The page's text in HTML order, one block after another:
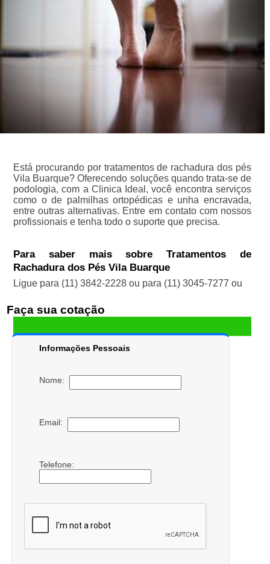
Está procurando por tratamentos de rachadura dos pés
Vila Buarque? Oferecendo soluções quando trata-se de
podologia, com a Clinica Ideal, você encontra serviços
como o de palmilhas ortopédicas e unha encravada,
entre outras alternativas. Entre em contato com nossos
profissionais e tenha todo o suporte que precisa.
Para saber mais sobre Tratamentos de
Rachadura dos Pés Vila Buarque
Ligue para (11) 3842-2228ou para (11) 3045-7277 ou
Faça sua cotação
Informações Pessoais
Nome:
Email:
Telefone: